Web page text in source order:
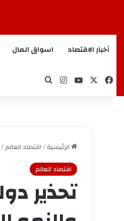
أخبار الاقتصاد اسواق المال
فيسبوك ‫YouTubeانستقرام
الرئيسية/اقتصاد العالم/
اقتصاد العالم
تحذير